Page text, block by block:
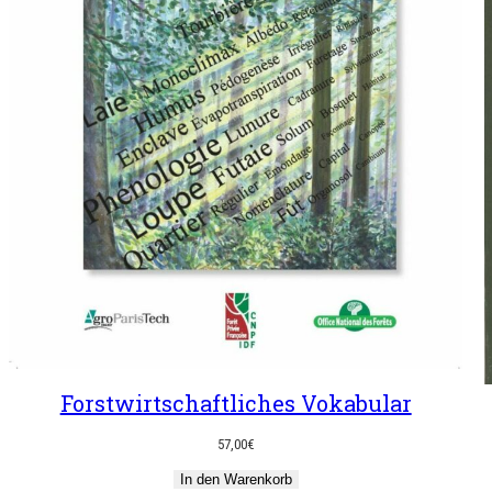
Forstwirtschaftliches Vokabular
57,00€
In den Warenkorb